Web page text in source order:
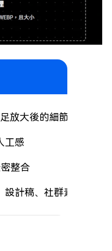
放大後的細節
工感
整合
計稿、社群素材等